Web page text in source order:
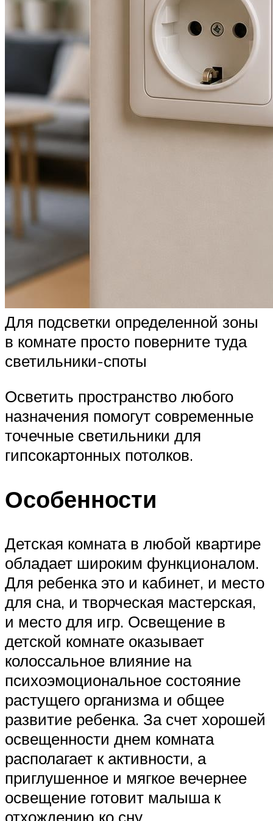
Для подсветки определенной зоны
в комнате просто поверните туда
светильники-споты
Осветить пространство любого
назначения помогут современные
точечные светильники для
гипсокартонных потолков.
Особенности
Детская комната в любой квартире
обладает широким функционалом.
Для ребенка это и кабинет, и место
для сна, и творческая мастерская,
и место для игр. Освещение в
детской комнате оказывает
колоссальное влияние на
психоэмоциональное состояние
растущего организма и общее
развитие ребенка. За счет хорошей
освещенности днем комната
располагает к активности, а
приглушенное и мягкое вечернее
освещение готовит малыша к
отхождению ко сну.